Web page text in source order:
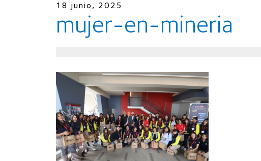
18 junio, 2025
mujer-en-mineria